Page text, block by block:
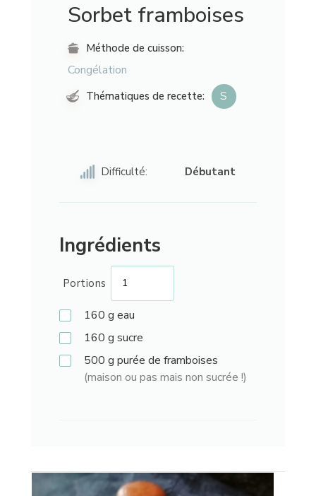
Sorbet framboises
Méthode de cuisson:
Congélation
Thématiques de recette: S
Difficulté: Débutant
Ingrédients
Portions
160 g eau
160 g sucre
500 g purée de framboises
(maison ou pas mais non sucrée !)